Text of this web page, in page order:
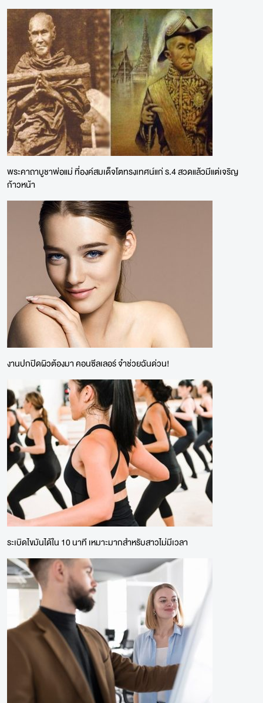
พระคาถาบูชาพ่อแม่ ที่องค์สมเด็จโตทรงเทศน์แก่ ร.4 สวดแล้วมีแต่เจริญ
ก้าวหน้า
งานปกปิดผิวต้องมา คอนซีลเลอร์ จ๋าช่วยฉันด่วน!
ระเบิดไขมันได้ใน 10 นาที เหมาะมากสำหรับสาวไม่มีเวลา